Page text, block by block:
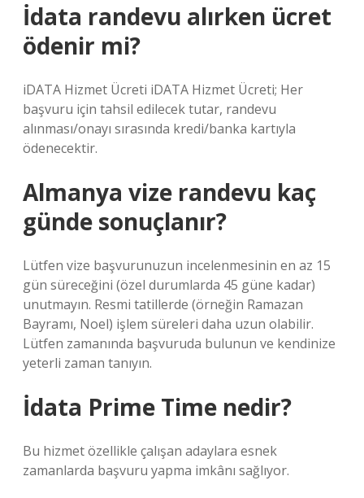
İdata randevu alırken ücret
ödenir mi?
iDATA Hizmet Ücreti iDATA Hizmet Ücreti; Her
başvuru için tahsil edilecek tutar, randevu
alınması/onayı sırasında kredi/banka kartıyla
ödenecektir.
Almanya vize randevu kaç
günde sonuçlanır?
Lütfen vize başvurunuzun incelenmesinin en az 15
gün süreceğini (özel durumlarda 45 güne kadar)
unutmayın. Resmi tatillerde (örneğin Ramazan
Bayramı, Noel) işlem süreleri daha uzun olabilir.
Lütfen zamanında başvuruda bulunun ve kendinize
yeterli zaman tanıyın.
İdata Prime Time nedir?
Bu hizmet özellikle çalışan adaylara esnek
zamanlarda başvuru yapma imkânı sağlıyor.